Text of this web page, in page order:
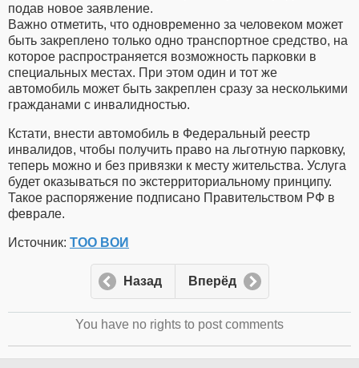
подав новое заявление.
Важно отметить, что одновременно за человеком может
быть закреплено только одно транспортное средство, на
которое распространяется возможность парковки в
специальных местах. При этом один и тот же
автомобиль может быть закреплен сразу за несколькими
гражданами с инвалидностью.
Кстати, внести автомобиль в Федеральный реестр
инвалидов, чтобы получить право на льготную парковку,
теперь можно и без привязки к месту жительства. Услуга
будет оказываться по экстерриториальному принципу.
Такое распоряжение подписано Правительством РФ в
феврале.
Источник: ТОО ВОИ
Назад Вперёд
You have no rights to post comments